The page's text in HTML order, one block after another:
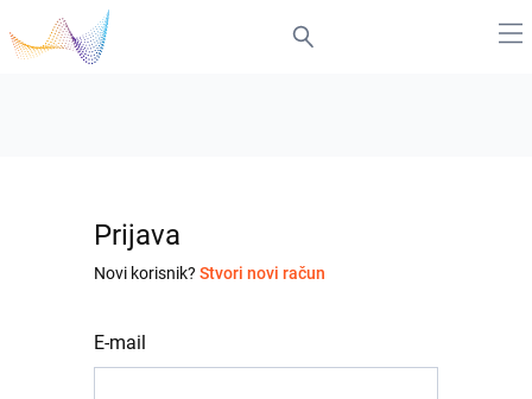
Prijava
Novi korisnik? Stvori novi račun
E-mail